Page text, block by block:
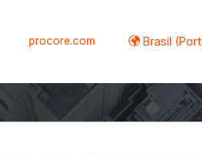
procore.com Brasil